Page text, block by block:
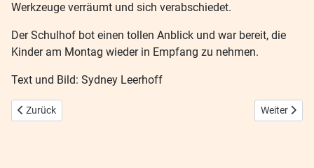
Werkzeuge verräumt und sich verabschiedet.
Der Schulhof bot einen tollen Anblick und war bereit, die
Kinder am Montag wieder in Empfang zu nehmen.
Text und Bild: Sydney Leerhoff
Vorheriger Beitrag: Einschulung 2025
Zurück Nächster
Weiter